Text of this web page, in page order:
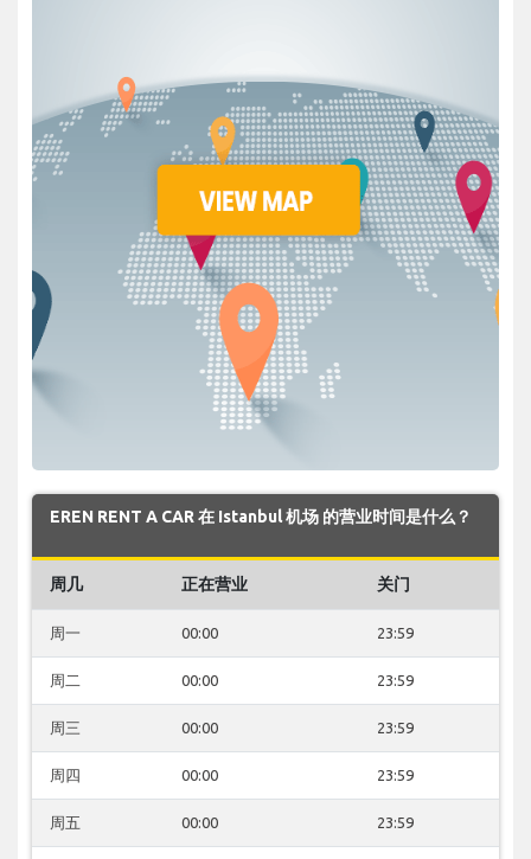
EREN RENT A CAR 在 Istanbul 机场 的营业时间是什么？
周几 正在营业 关门
周一 00:00 23:59
周二 00:00 23:59
周三 00:00 23:59
周四 00:00 23:59
周五 00:00 23:59